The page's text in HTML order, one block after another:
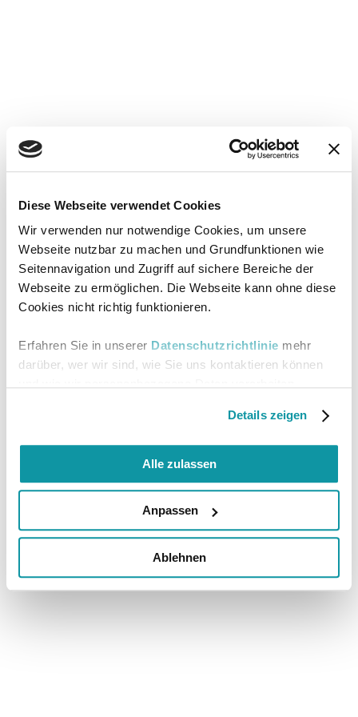
Diese Webseite verwendet Cookies
Wir verwenden nur notwendige Cookies, um unsere
Webseite nutzbar zu machen und Grundfunktionen wie
Seitennavigation und Zugriff auf sichere Bereiche der
Webseite zu ermöglichen. Die Webseite kann ohne diese
Cookies nicht richtig funktionieren.
Erfahren Sie in unserer Datenschutzrichtlinie mehr
darüber, wer wir sind, wie Sie uns kontaktieren können
Details zeigen
Alle zulassen
Anpassen
Ablehnen